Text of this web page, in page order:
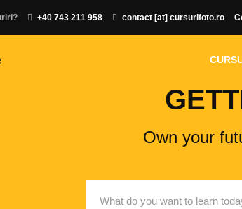
+40 743 211 958 contact [at] cursurifoto.ro
Own your